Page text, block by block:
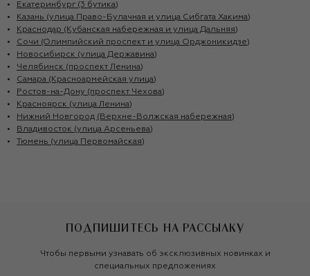
Екатеринбург (3 бутика)
Казань (улица Право-Булачная и улица Сибгата Хакима)
Краснодар (Кубанская набережная и улица Дальняя)
Сочи (Олимпийский проспект и улица Орджоникидзе)
Новосибирск (улица Державина)
Челябинск (проспект Ленина)
Самара (Красноармейская улица)
Ростов-на-Дону (проспект Чехова)
Красноярск (улица Ленина)
Нижний Новгород (Верхне-Волжская набережная)
Владивосток (улица Арсеньева)
Тюмень (улица Первомайская)
ПОДПИШИТЕСЬ НА РАССЫЛКУ
Чтобы первыми узнавать об эксклюзивных новинках и
специальных предложениях